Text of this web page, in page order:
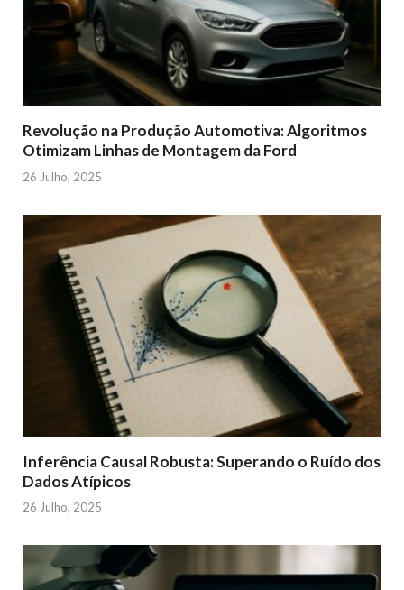
Revolução na Produção Automotiva: Algoritmos
Otimizam Linhas de Montagem da Ford
26 Julho, 2025
Inferência Causal Robusta: Superando o Ruído dos
Dados Atípicos
26 Julho, 2025